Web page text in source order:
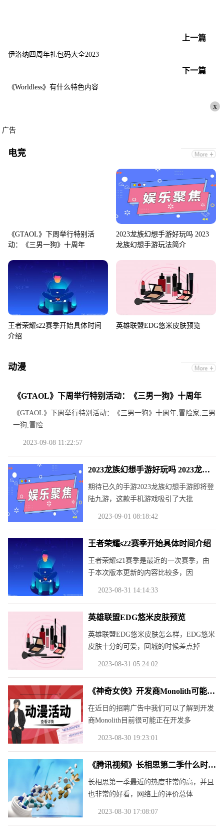
上一篇
伊洛纳四周年礼包码大全2023
下一篇
《Worldless》有什么特色内容
x
广告
电竞
《GTAOL》下周举行特别活
动：《三男一狗》十周年
2023龙族幻想手游好玩吗 2023
龙族幻想手游玩法简介
王者荣耀s22赛季开始具体时间
介绍
英雄联盟EDG悠米皮肤预览
动漫
《GTAOL》下周举行特别活动：《三男一狗》十周年
《GTAOL》下周举行特别活动：《三男一狗》十周年,冒险家,三男
一狗,冒险
2023-09-08 11:22:57
2023龙族幻想手游好玩吗 2023龙族幻想手游玩法简介
期待已久的手游2023龙族幻想手游即将登
陆九游，这款手机游戏吸引了大批
2023-09-01 08:18:42
王者荣耀s22赛季开始具体时间介绍
王者荣耀s21赛季是最近的一次赛季，由
于本次版本更新的内容比较多，因
2023-08-31 14:14:33
英雄联盟EDG悠米皮肤预览
英雄联盟EDG悠米皮肤怎么样，EDG悠米
皮肤十分的可爱，回城的时候差点掉
2023-08-31 05:24:02
《神奇女侠》开发商Monolith可能在开发多个DC游戏
在近日的招聘广告中我们可以了解到开发
商Monolith目前很可能正在开发多
2023-08-30 19:23:01
《腾讯视频》长相思第二季什么时候播
长相思第一季最近的热度非常的高，并且
也非常的好看，网络上的评价总体
2023-08-30 17:08:07